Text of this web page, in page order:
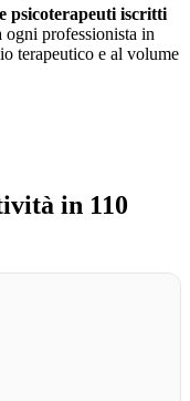
psicoterapeuti iscritti
professionista in
terapeutico e al volume
in 110